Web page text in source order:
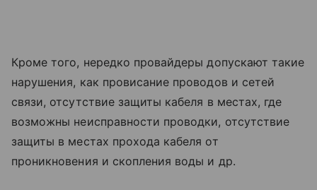
Кроме того, нередко провайдеры допускают такие
нарушения, как провисание проводов и сетей
связи, отсутствие защиты кабеля в местах, где
возможны неисправности проводки, отсутствие
защиты в местах прохода кабеля от
проникновения и скопления воды и др.